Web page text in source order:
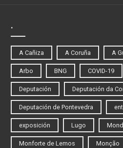
.
A Cañiza A Coruña A
Arbo BNG COVID-19
Deputación Deputación da
Deputación de Pontevedra
exposición Lugo
Monforte de Lemos Monção